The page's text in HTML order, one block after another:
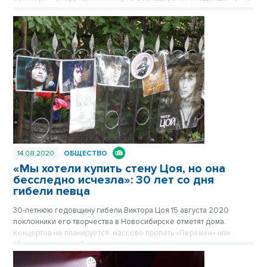
14.08.2020 ОБЩЕСТВО
«Мы хотели купить стену Цоя, но она
бесследно исчезла»: 30 лет со дня
гибели певца
30-летнюю годовщину гибели Виктора Цоя 15 августа 2020
поклонники его творчества в Новосибирске отметят дома.
Концертов не планируется: массово пропеть «Перемен» или
«Звезду по имени Солнце» в этом году не даст коронавирус.
Некуда и прийти помолчать. Подвалов и стен с надписями «Цой